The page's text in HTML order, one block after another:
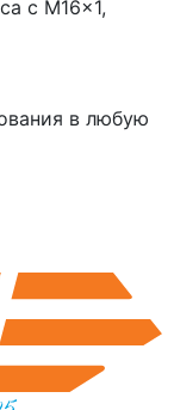
с M16x1,
в любую